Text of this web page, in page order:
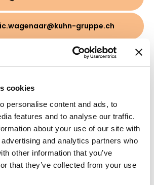
cookies
personalise content and ads, to
features and to analyse our traffic.
about your use of our site with
and analytics partners who
other information that you’ve
that they’ve collected from your use
gruppe.ch